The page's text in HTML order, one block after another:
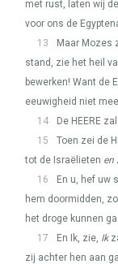
met rust, laten wij
voor ons de
13
Maar Mozes
stand, zie het heil
bewerken! Want de
eeuwigheid niet
14
De HEERE
15
Toen zei de
tot de Israëlieten en
16
En u, hef uw
hem doormidden,
het droge kunnen
17
En Ik, zie, Ik
zij achter hen aan